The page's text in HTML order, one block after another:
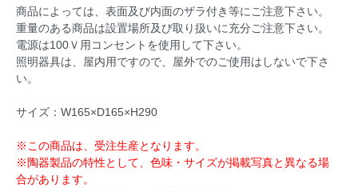
商品によっては、表面及び内面のザラ付き等にご注意下さい。
重量のある商品は設置場所及び取り扱いに充分ご注意下さい。
電源は100Ｖ用コンセントを使用して下さい。
照明器具は、屋内用ですので、屋外でのご使用はしないで下さ
い。
サイズ：W165×D165×H290
※この商品は、受注生産となります。
※陶器製品の特性として、色味・サイズが掲載写真と異なる場
合があります。